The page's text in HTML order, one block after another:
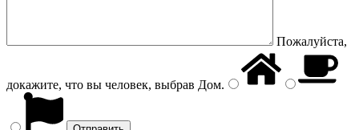
Пожалуйста,
докажите, что вы человек, выбрав Дом.